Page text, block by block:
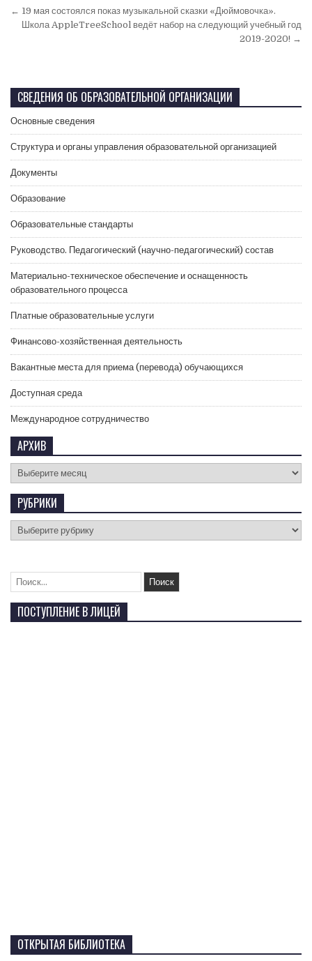
← 19 мая состоялся показ музыкальной сказки «Дюймовочка».
Школа AppleTreeSchool ведёт набор на следующий учебный год
2019-2020! →
СВЕДЕНИЯ ОБ ОБРАЗОВАТЕЛЬНОЙ ОРГАНИЗАЦИИ
Основные сведения
Структура и органы управления образовательной организацией
Документы
Образование
Образовательные стандарты
Руководство. Педагогический (научно-педагогический) состав
Материально-техническое обеспечение и оснащенность
образовательного процесса
Платные образовательные услуги
Финансово-хозяйственная деятельность
Вакантные места для приема (перевода) обучающихся
Доступная среда
Международное сотрудничество
АРХИВ
РУБРИКИ
ПОСТУПЛЕНИЕ В ЛИЦЕЙ
ОТКРЫТАЯ БИБЛИОТЕКА